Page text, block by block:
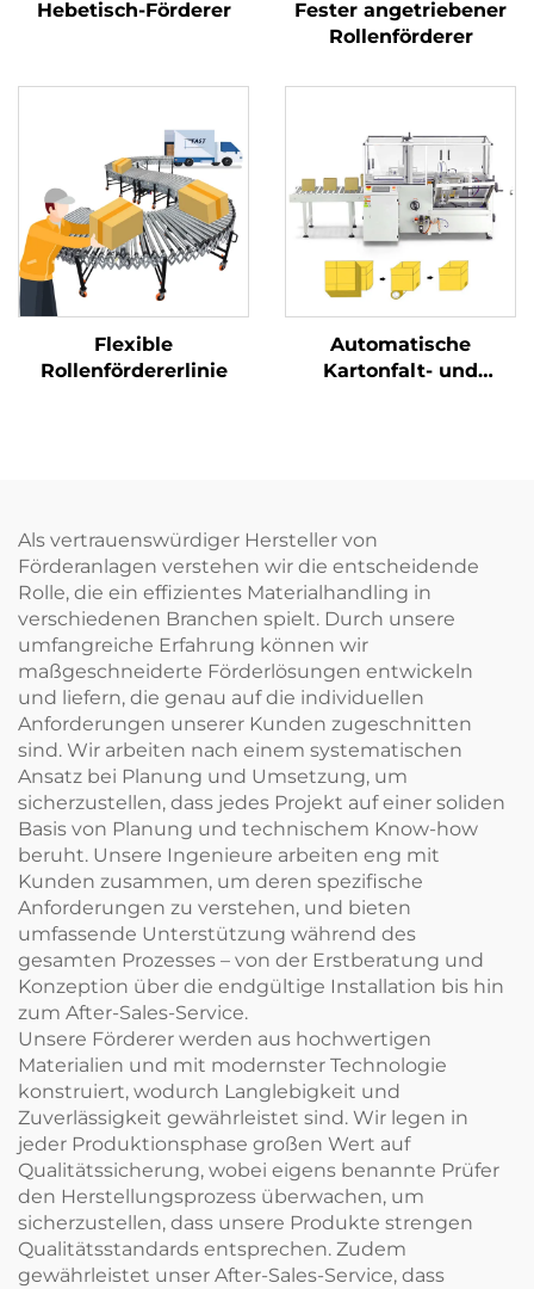
Hebetisch-Förderer
Fester angetriebener
Rollenförderer
Flexible
Rollenfördererlinie
Automatische
Kartonfalt- und
Als vertrauenswürdiger Hersteller von
Förderanlagen verstehen wir die entscheidende
Rolle, die ein effizientes Materialhandling in
verschiedenen Branchen spielt. Durch unsere
umfangreiche Erfahrung können wir
maßgeschneiderte Förderlösungen entwickeln
und liefern, die genau auf die individuellen
Anforderungen unserer Kunden zugeschnitten
sind. Wir arbeiten nach einem systematischen
Ansatz bei Planung und Umsetzung, um
sicherzustellen, dass jedes Projekt auf einer soliden
Basis von Planung und technischem Know-how
beruht. Unsere Ingenieure arbeiten eng mit
Kunden zusammen, um deren spezifische
Anforderungen zu verstehen, und bieten
umfassende Unterstützung während des
gesamten Prozesses – von der Erstberatung und
Konzeption über die endgültige Installation bis hin
zum After-Sales-Service.
Unsere Förderer werden aus hochwertigen
Materialien und mit modernster Technologie
konstruiert, wodurch Langlebigkeit und
Zuverlässigkeit gewährleistet sind. Wir legen in
jeder Produktionsphase großen Wert auf
Qualitätssicherung, wobei eigens benannte Prüfer
den Herstellungsprozess überwachen, um
sicherzustellen, dass unsere Produkte strengen
Qualitätsstandards entsprechen. Zudem
gewährleistet unser After-Sales-Service, dass